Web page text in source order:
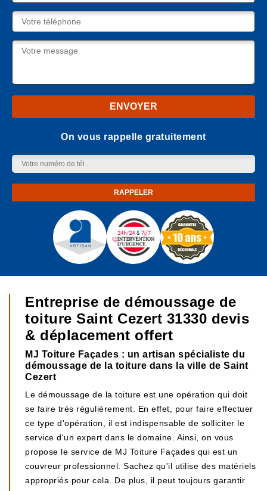
On vous rappelle gratuitement
Entreprise de démoussage de
toiture Saint Cezert 31330 devis
& déplacement offert
MJ Toiture Façades : un artisan spécialiste du
démoussage de la toiture dans la ville de Saint
Cezert
Le démoussage de la toiture est une opération qui doit
se faire très régulièrement. En effet, pour faire effectuer
ce type d'opération, il est indispensable de solliciter le
service d'un expert dans le domaine. Ainsi, on vous
propose le service de MJ Toiture Façades qui est un
couvreur professionnel. Sachez qu'il utilise des matériels
appropriés pour cela. De plus, il peut toujours garantir